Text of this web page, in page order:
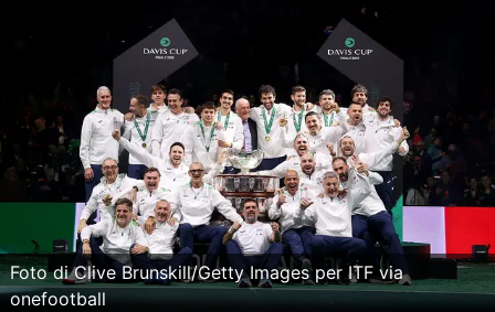
Champions League
Europa League
Altri Sport
Formula 1
Tennis
Vela
Foto di Clive Brunskill/Getty Images per ITF via
onefootball